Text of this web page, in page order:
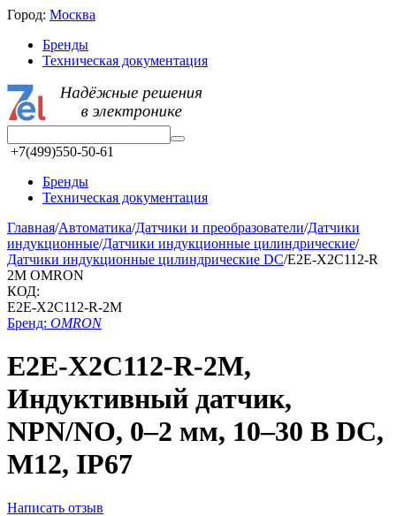
Город: Москва
Бренды
Техническая документация
+7(499)550-50-61
Бренды
Техническая документация
Главная/Автоматика/Датчики и преобразователи/Датчики
индукционные/Датчики индукционные цилиндрические/
Датчики индукционные цилиндрические DC/E2E-X2C112-R
2M OMRON
КОД:
E2E-X2C112-R-2M
Бренд: OMRON
E2E-X2C112-R-2M,
Индуктивный датчик,
NPN/NO, 0–2 мм, 10–30 В DC,
М12, IP67
Написать отзыв